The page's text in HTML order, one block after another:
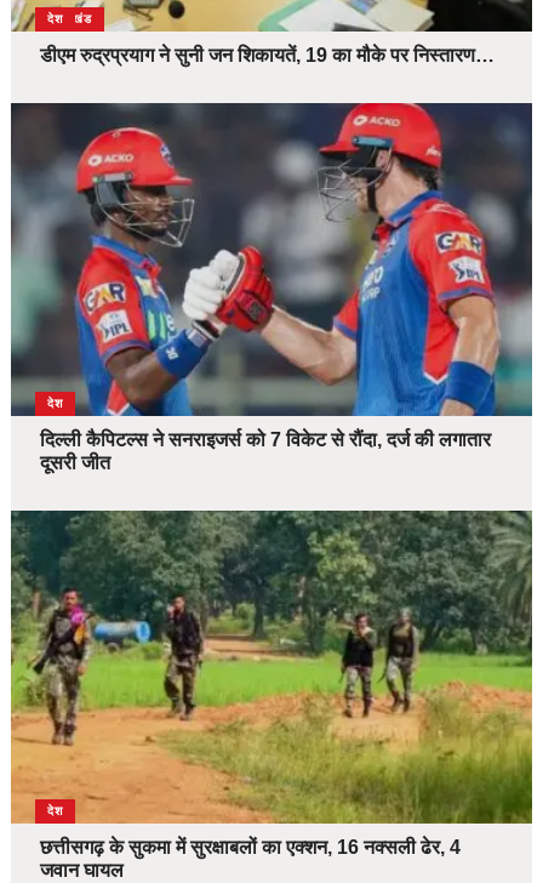
उत्तराखंड
देश
डीएम रुद्रप्रयाग ने सुनी जन शिकायतें, 19 का मौके पर निस्तारण…
देश
दिल्ली कैपिटल्स ने सनराइजर्स को 7 विकेट से रौंदा, दर्ज की लगातार
दूसरी जीत
देश
छत्तीसगढ़ के सुकमा में सुरक्षाबलों का एक्शन, 16 नक्सली ढेर, 4
जवान घायल